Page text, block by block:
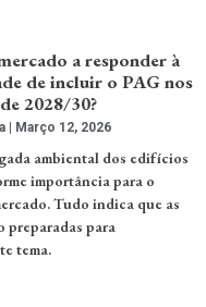
a responder à
de incluir o PAG nos
2028/30?
Março 12, 2026
ambiental dos edifícios
importância para o
Tudo indica que as
preparadas para
tema.